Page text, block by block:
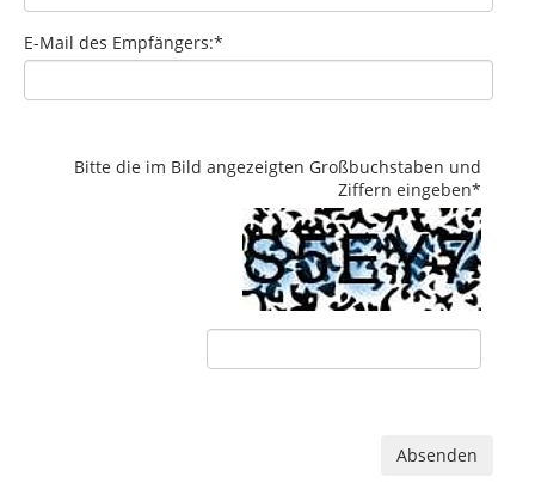
E-Mail des Empfängers:*
Bitte die im Bild angezeigten Großbuchstaben und
Ziffern eingeben*
Absenden